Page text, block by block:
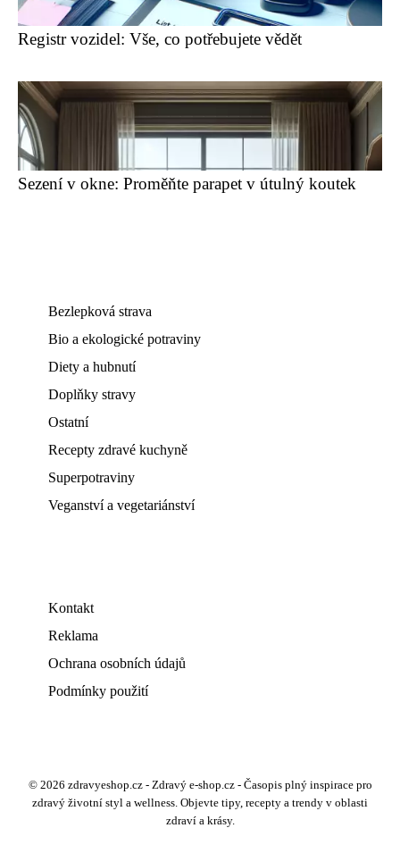
Registr vozidel: Vše, co potřebujete vědět
Sezení v okne: Proměňte parapet v útulný koutek
Bezlepková strava
Bio a ekologické potraviny
Diety a hubnutí
Doplňky stravy
Ostatní
Recepty zdravé kuchyně
Superpotraviny
Veganství a vegetariánství
Kontakt
Reklama
Ochrana osobních údajů
Podmínky použití
© 2026 zdravyeshop.cz - Zdravý e-shop.cz - Časopis plný inspirace pro
zdravý životní styl a wellness. Objevte tipy, recepty a trendy v oblasti
zdraví a krásy.